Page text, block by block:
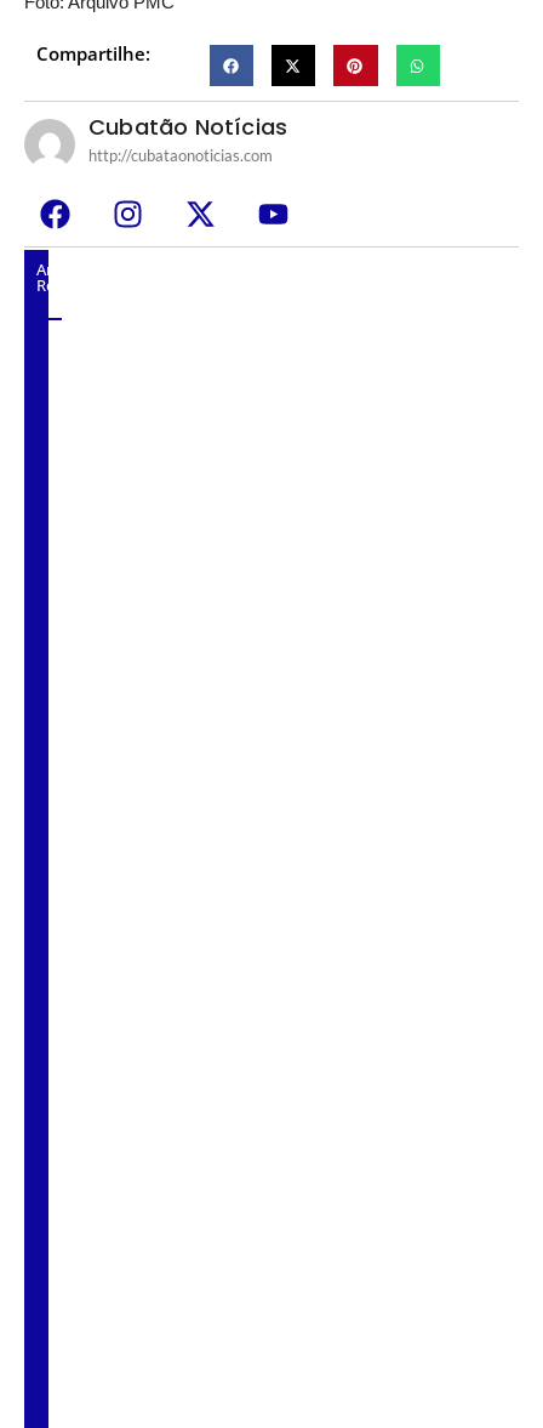
Compartilhe:
Cubatão Notícias
http://cubataonoticias.com
Artigos
Relacionados